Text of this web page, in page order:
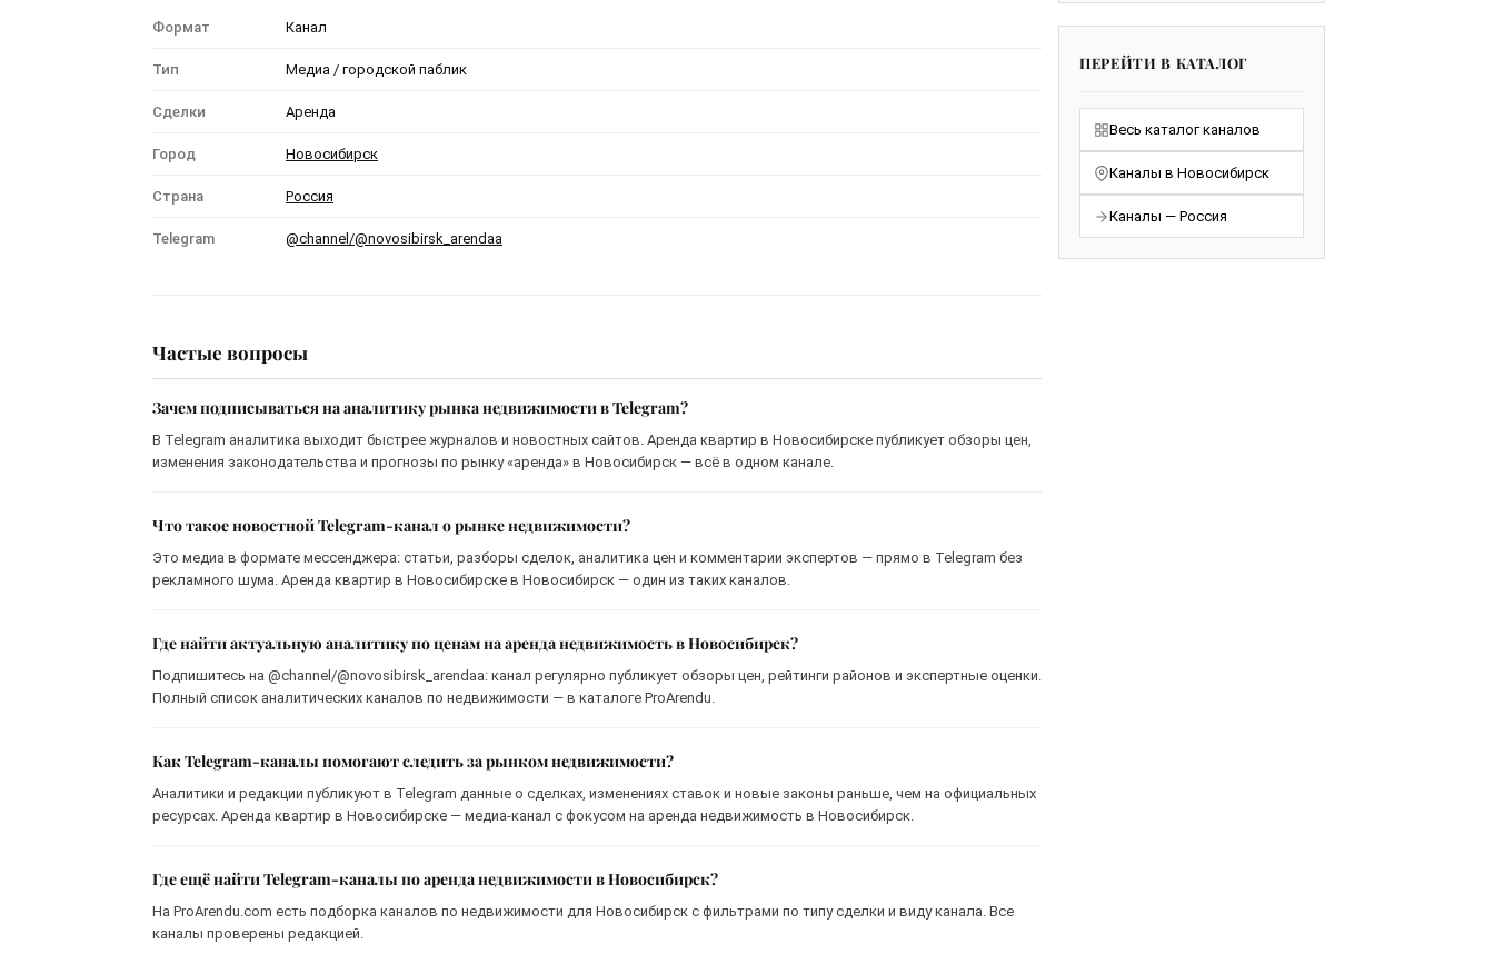
Формат Канал
Тип Медиа / городской паблик
Сделки Аренда
Город Новосибирск
Страна Россия
Telegram @channel/@novosibirsk_arendaa
Частые вопросы
Зачем подписываться на аналитику рынка недвижимости в Telegram?
В Telegram аналитика выходит быстрее журналов и новостных сайтов. Аренда квартир в Новосибирске публикует обзоры цен,
изменения законодательства и прогнозы по рынку «аренда» в Новосибирск — всё в одном канале.
Что такое новостной Telegram-канал о рынке недвижимости?
Это медиа в формате мессенджера: статьи, разборы сделок, аналитика цен и комментарии экспертов — прямо в Telegram без
рекламного шума. Аренда квартир в Новосибирске в Новосибирск — один из таких каналов.
Где найти актуальную аналитику по ценам на аренда недвижимость в Новосибирск?
Подпишитесь на @channel/@novosibirsk_arendaa: канал регулярно публикует обзоры цен, рейтинги районов и экспертные оценки.
Полный список аналитических каналов по недвижимости — в каталоге ProArendu.
Как Telegram-каналы помогают следить за рынком недвижимости?
Аналитики и редакции публикуют в Telegram данные о сделках, изменениях ставок и новые законы раньше, чем на официальных
ресурсах. Аренда квартир в Новосибирске — медиа-канал с фокусом на аренда недвижимость в Новосибирск.
Где ещё найти Telegram-каналы по аренда недвижимости в Новосибирск?
На ProArendu.com есть подборка каналов по недвижимости для Новосибирск с фильтрами по типу сделки и виду канала. Все
каналы проверены редакцией.
ПЕРЕЙТИ В КАТАЛОГ
Весь каталог каналов
Каналы в Новосибирск
Каналы — Россия